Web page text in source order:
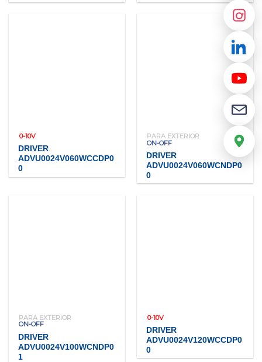
0-10V
DRIVER
ADVU0024V060WCCDP0
0
PARA EXTERIOR
ON-OFF
DRIVER
ADVU0024V060WCNDP0
0
PARA EXTERIOR
ON-OFF
DRIVER
ADVU0024V100WCNDP0
1
0-10V
DRIVER
ADVU0024V120WCCDP0
0